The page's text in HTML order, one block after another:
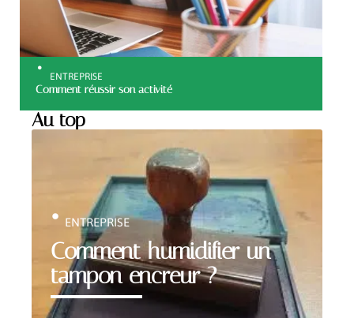
ENTREPRISE
Comment réussir son activité
Au top
Comment humidifier un
tampon encreur ?
ENTREPRISE